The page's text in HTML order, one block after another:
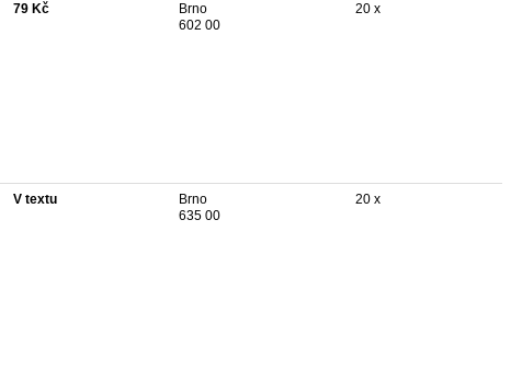
79 Kč
Brno
602 00
20 x
V textu
Brno
635 00
20 x